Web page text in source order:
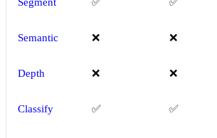
Segment ✅ ✅
Semantic ❌ ❌
Depth ❌ ❌
Classify ✅ ✅